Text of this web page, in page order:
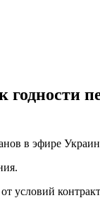
в эфире
условий